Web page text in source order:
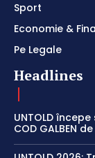
Sport
Economie &
Pe Legale
Headlines
UNTOLD
COD GALBEN